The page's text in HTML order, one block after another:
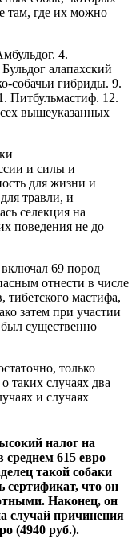
там, где их можно
4.
алапахский
собачьи гибриды. 9.
Питбульмастиф. 12.
вышеуказанных
и силы и
для жизни и
травли, и
селекция на
поведения не до
69 пород
отнести в числе
тибетского мастифа,
затем при участии
был существенно
только
таких случаях два
и случаях
налог на
среднем 615 евро
такой собаки
сертификат, что он
Наконец, он
случай причинения
(4940 руб.).